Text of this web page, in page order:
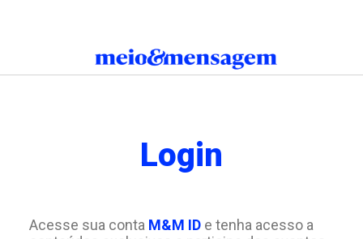
Login
Acesse sua conta M&M IDe tenha acesso a